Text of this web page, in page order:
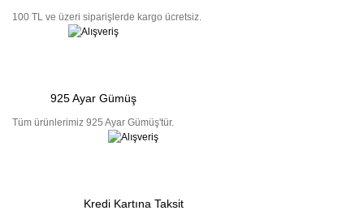
100 TL ve üzeri siparişlerde kargo ücretsiz.
925 Ayar Gümüş
Tüm ürünlerimiz 925 Ayar Gümüş'tür.
Kredi Kartına Taksit